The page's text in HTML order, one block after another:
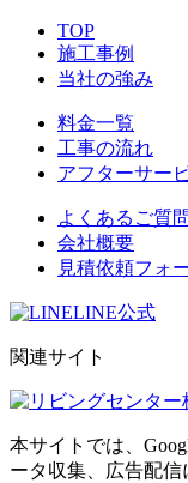
TOP
施工事例
当社の強み
料金一覧
工事の流れ
アフターサー
よくあるご質問
会社概要
見積依頼フォ
LINE公式
関連サイト
本サイトでは、
ータ収集、広告配